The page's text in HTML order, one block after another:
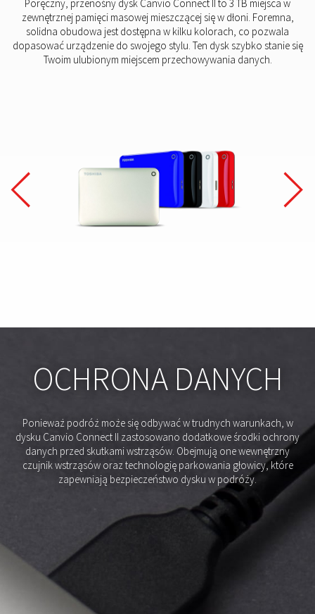
Poręczny, przenośny dysk Canvio Connect II to 3 TB miejsca w
zewnętrznej pamięci masowej mieszczącej się w dłoni. Foremna,
solidna obudowa jest dostępna w kilku kolorach, co pozwala
dopasować urządzenie do swojego stylu. Ten dysk szybko stanie się
Twoim ulubionym miejscem przechowywania danych.
OCHRONA DANYCH
Ponieważ podróż może się odbywać w trudnych warunkach, w
dysku Canvio Connect II zastosowano dodatkowe środki ochrony
danych przed skutkami wstrząsów. Obejmują one wewnętrzny
czujnik wstrząsów oraz technologię parkowania głowicy, które
zapewniają bezpieczeństwo dysku w podróży.